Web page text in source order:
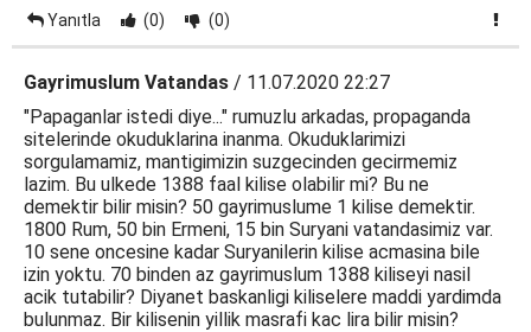
Yanıtla (0) (0)
Gayrimuslum Vatandas / 11.07.2020 22:27
"Papaganlar istedi diye..." rumuzlu arkadas, propaganda
sitelerinde okuduklarina inanma. Okuduklarimizi
sorgulamamiz, mantigimizin suzgecinden gecirmemiz
lazim. Bu ulkede 1388 faal kilise olabilir mi? Bu ne
demektir bilir misin? 50 gayrimuslume 1 kilise demektir.
1800 Rum, 50 bin Ermeni, 15 bin Suryani vatandasimiz var.
10 sene oncesine kadar Suryanilerin kilise acmasina bile
izin yoktu. 70 binden az gayrimuslum 1388 kiliseyi nasil
acik tutabilir? Diyanet baskanligi kiliselere maddi yardimda
bulunmaz. Bir kilisenin yillik masrafi kac lira bilir misin?